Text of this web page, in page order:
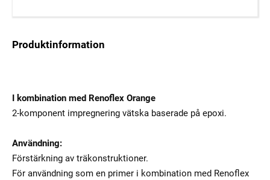
Produktinformation
I kombination med Renoflex Orange
2-komponent impregnering vätska baserade på epoxi.
Användning:
Förstärkning av träkonstruktioner.
För användning som en primer i kombination med Renoflex